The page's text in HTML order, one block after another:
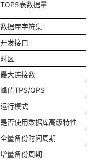
TOP5表数据量
数据库字符集
开发接口
时区
最大连接数
峰值TPS/QPS
运行模式
是否使用数据库高级特性
全量备份时间周期
增量备份周期